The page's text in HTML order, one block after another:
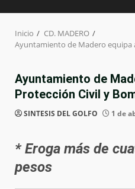
Inicio
CD. MADERO
Ayuntamiento de Madero equipa
Ayuntamiento de
Protección Civil y
SINTESIS DEL GOLFO 1 de
* Eroga más de
pesos